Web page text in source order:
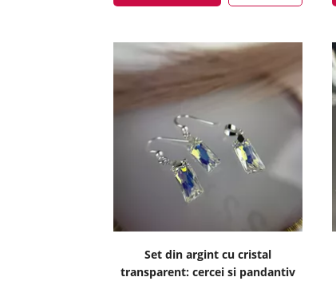
Set din argint cu cristal
transparent: cercei si pandantiv